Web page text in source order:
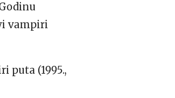
vampiri
puta (1995.,